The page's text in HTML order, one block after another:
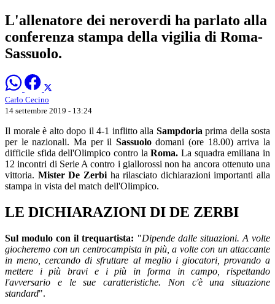
L'allenatore dei neroverdi ha parlato alla
conferenza stampa della vigilia di Roma-
Sassuolo.
Carlo Cecino
14 settembre 2019 - 13:24
Il morale è alto dopo il 4-1 inflitto alla Sampdoria prima della sosta
per le nazionali. Ma per il Sassuolodomani (ore 18.00) arriva la
difficile sfida dell'Olimpico contro laRoma. La squadra emiliana in
12 incontri di Serie A contro i giallorossi non ha ancora ottenuto una
vittoria. Mister De Zerbiha rilasciato dichiarazioni importanti alla
stampa in vista del match dell'Olimpico.
LE DICHIARAZIONI DI DE ZERBI
Sul modulo con il trequartista: "Dipende dalle situazioni. A volte
giocheremo con un centrocampista in più, a volte con un attaccante
in meno, cercando di sfruttare al meglio i giocatori, provando a
mettere i più bravi e i più in forma in campo, rispettando
l'avversario e le sue caratteristiche. Non c'è una situazione
standard".